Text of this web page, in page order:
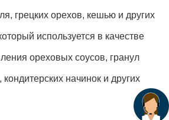
грецких орехов, кешью и других
используется в качестве
ореховых соусов, гранул
начинок и других